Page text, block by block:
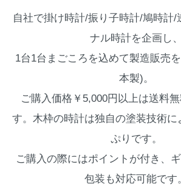
自社で掛け時計/振り子時計/鳩時計/
ナル時計を企画し、
1台1台まごころを込めて製造販売
本製)。
ご購入価格￥5,000円以上は送料
す。木枠の時計は独自の塗装技術に
ぷりです。
ご購入の際にはポイントが付き、
包装も対応可能です